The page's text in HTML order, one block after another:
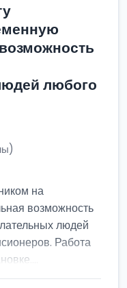
любого
на
возможность
людей
Работа